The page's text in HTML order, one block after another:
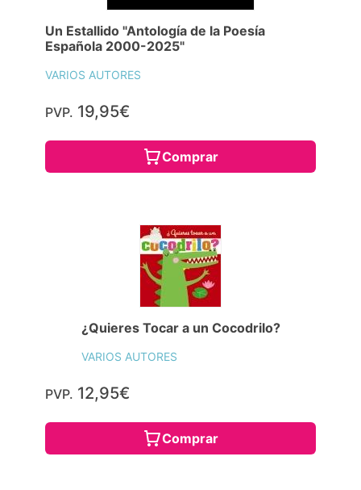
Un Estallido "Antología de la Poesía
Española 2000-2025"
VARIOS AUTORES
PVP. 19,95€
Comprar
¿Quieres Tocar a un Cocodrilo?
VARIOS AUTORES
PVP. 12,95€
Comprar